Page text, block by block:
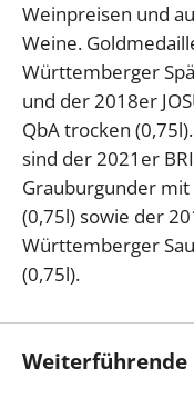
Weinpreisen und
Weine.
Württemberger
und der 2018er
QbA trocken
sind der 2021er
Grauburgunder
(0,75l) sowie der
Württemberger
(0,75l).